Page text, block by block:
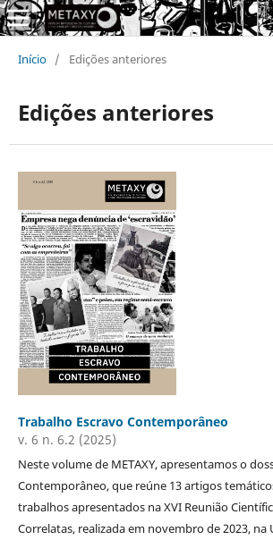
Início / Edições anteriores
Edições anteriores
Trabalho Escravo Contemporâneo
v. 6 n. 6.2 (2025)
Neste volume de METAXY, apresentamos o
Contemporâneo, que reúne 13 artigos
trabalhos apresentados na XVI Reunião
Correlatas, realizada em novembro de 2023, na